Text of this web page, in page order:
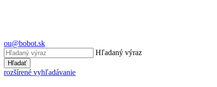
ou@bobot.sk
Hľadaný výraz
Hľadať
rozšírené vyhľadávanie